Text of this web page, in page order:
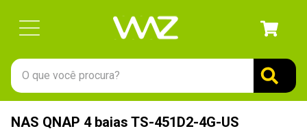
O que você procura?
NAS QNAP 4 baias TS-451D2-4G-US
1
gabinete